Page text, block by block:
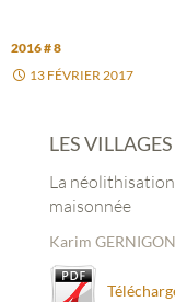
2016 # 8
13 FÉVRIER 2017
LES
La néolithisation
maisonnée
Karim GERNIGON